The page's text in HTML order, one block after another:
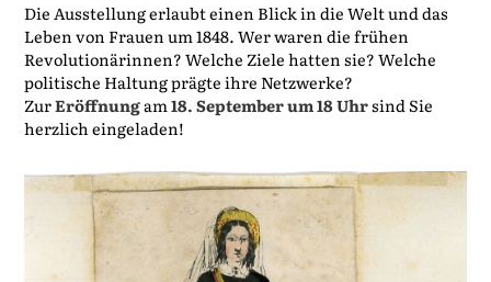
Die Ausstellung erlaubt einen Blick in die Welt und das
Leben von Frauen um 1848. Wer waren die frühen
Revolutionärinnen? Welche Ziele hatten sie? Welche
politische Haltung prägte ihre Netzwerke?
ZurEröffnungam18. September um 18 Uhrsind Sie
herzlich eingeladen!